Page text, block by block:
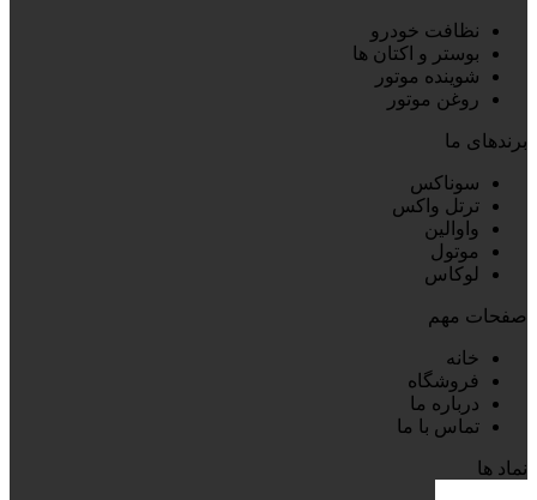
نظافت خودرو
بوستر و اکتان ها
شوینده موتور
روغن موتور
برندهای ما
سوناکس
ترتل واکس
واوالین
موتول
لوکاس
صفحات مهم
خانه
فروشگاه
درباره ما
تماس با ما
نماد ها